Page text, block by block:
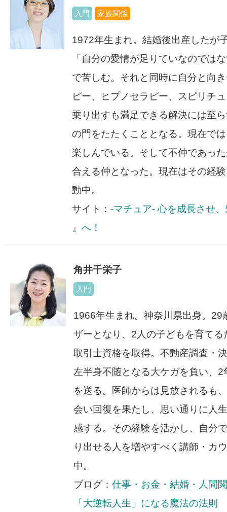
入門 家族関係
1972年生まれ。結婚後出産したが
「自分の愛情が足りていなのでは
で苦しむ。それと同時に自分と向
ピー、ヒプノセラピー、スピリチ
乗り出すも満足できる解決には至
の門をたたくこととなる。現在で
楽しんでいる。そして不仲であっ
合える仲となった。現在はその経
動中。
サイト： ​-マチュア- 心を成長させ
』へ！
角井千栄子
入門
1966年生まれ。神奈川県出身。29
ザーとなり、2人の子どもを育て
取引士資格を取得。不動産調査・
左半身不随となる大ケガを負い、
を送る。医師からは見放されるも
会い回復を果たし、思い通りに人
感する。その経験を活かし、自分
り出せる人を増やすべく講師・カ
中。
ブログ： 仕事・お金・結婚・人間
「大逆転人生」になる魔法の法則